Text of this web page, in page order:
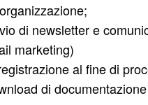
di newsletter e
marketing)
al fine di
di